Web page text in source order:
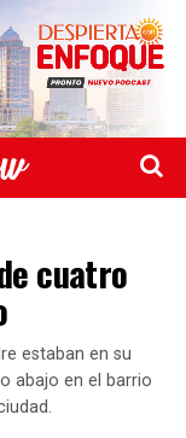
cuatro
estaban en su
abajo en el barrio